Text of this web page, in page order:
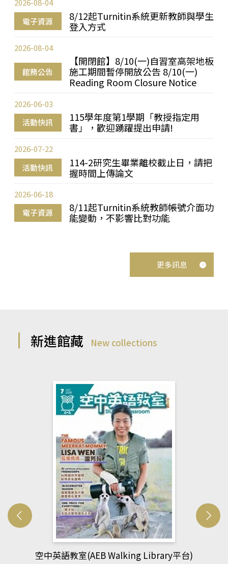
電子資源
8/12起Turnitin系統更新教師與學生
登入方式
2026-08-04
館務公告
【開閉館】8/10(一)自習室高架地板
施工期間暫停開放公告 8/10(一)
Reading Room Closure Notice
2026-08-04
活動快訊
115學年度第1學期「教授指定用
書」，歡迎踴躍提出申請!
2026-06-03
活動快訊
114-2研究生畢業離校截止日，請把
握時間上傳論文
2026-07-22
電子資源
8/11起Turnitin系統教師帳號介面功
能變動，不影響比對功能
2026-06-18
更多訊息
新進館藏 New collections
網管人(kono平台)